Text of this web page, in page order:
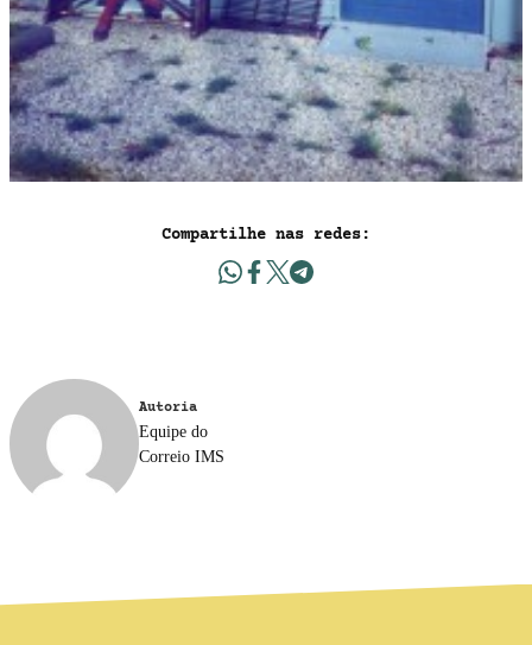
Compartilhe nas redes:
Autoria
Equipe do
Correio IMS